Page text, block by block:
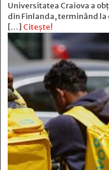
Universitatea Craiova a
din Finlanda, terminând la
[…] Citește!